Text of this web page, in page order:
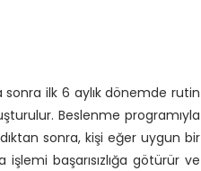
sonra ilk 6 aylık dönemde rutin
Beslenme programıyla
sonra, kişi eğer uygun bir
başarısızlığa götürür ve